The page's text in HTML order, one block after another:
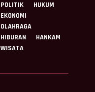
POLITIK
HUKUM
EKONOMI
OLAHRAGA
HIBURAN
HANKAM
WISATA